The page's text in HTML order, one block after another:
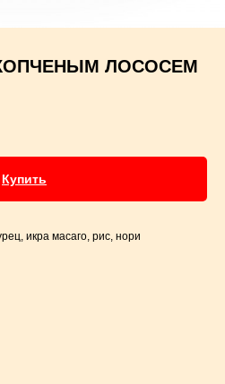
ЛОСОСЕМ
Купить
икра масаго, рис, нори